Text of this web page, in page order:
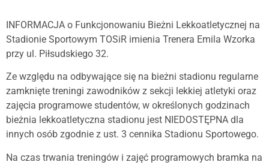
INFORMACJA o Funkcjonowaniu Bieżni Lekkoatletycznej na
Stadionie Sportowym TOSiR imienia Trenera Emila Wzorka
przy ul. Piłsudskiego 32.
Ze względu na odbywające się na bieżni stadionu regularne
zamknięte treningi zawodników z sekcji lekkiej atletyki oraz
zajęcia programowe studentów, w określonych godzinach
bieżnia lekkoatletyczna stadionu jest NIEDOSTĘPNA dla
innych osób zgodnie z ust. 3 cennika Stadionu Sportowego.
Na czas trwania treningów i zajęć programowych bramka na